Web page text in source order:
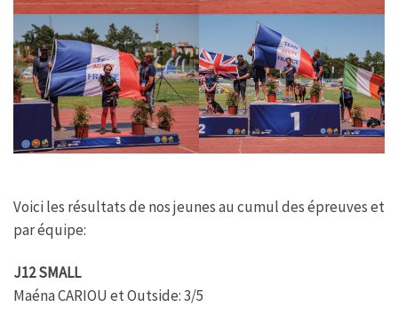
Voici les résultats de nos jeunes au cumul des épreuves et
par équipe:
J12 SMALL
Maéna CARIOU et Outside: 3/5